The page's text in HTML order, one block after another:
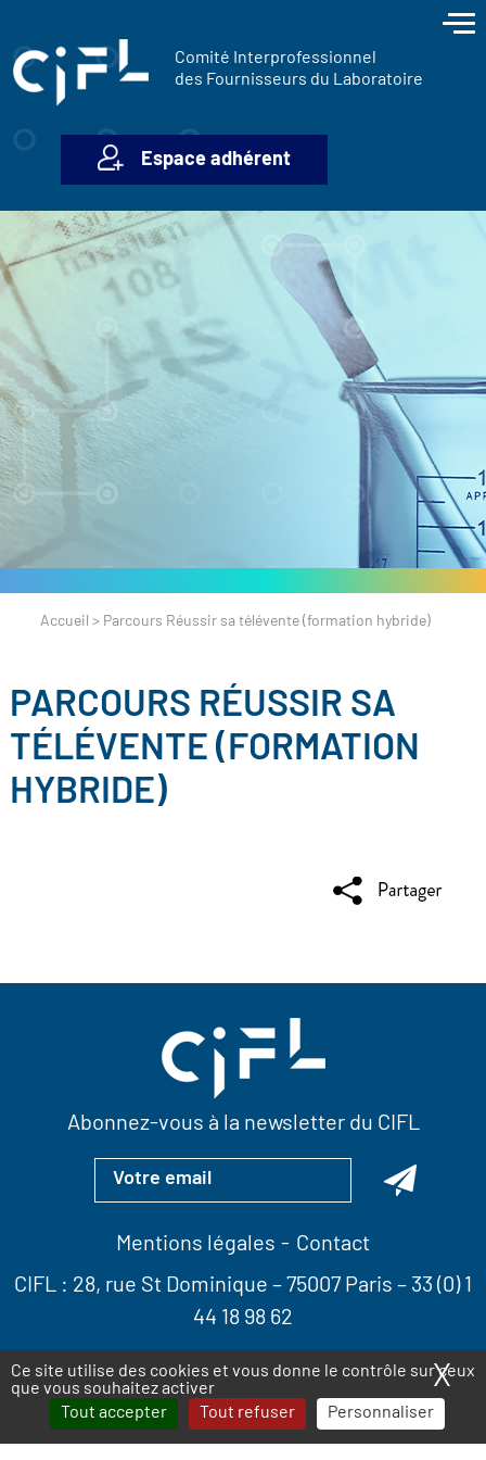
Ce site utilise des cookies et vous donne le contrôle sur ceux
que vous souhaitez activer
Tout accepter
Tout refuser Personnaliser
X
Comité Interprofessionnel
des Fournisseurs du Laboratoire
Espace adhérent
Accueil > Parcours Réussir sa télévente (formation hybride)
PARCOURS RÉUSSIR SA
TÉLÉVENTE (FORMATION
HYBRIDE)
Abonnez-vous à la newsletter du CIFL
Mentions légales
Contact
CIFL : 28, rue St Dominique – 75007 Paris – 33 (0) 1
44 18 98 62